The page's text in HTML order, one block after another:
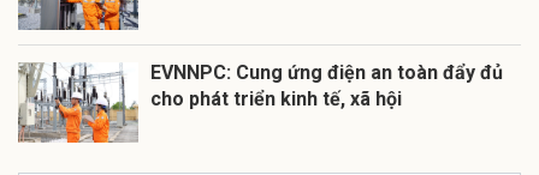
EVNNPC: Cung ứng điện an toàn đẩy đủ
cho phát triển kinh tế, xã hội